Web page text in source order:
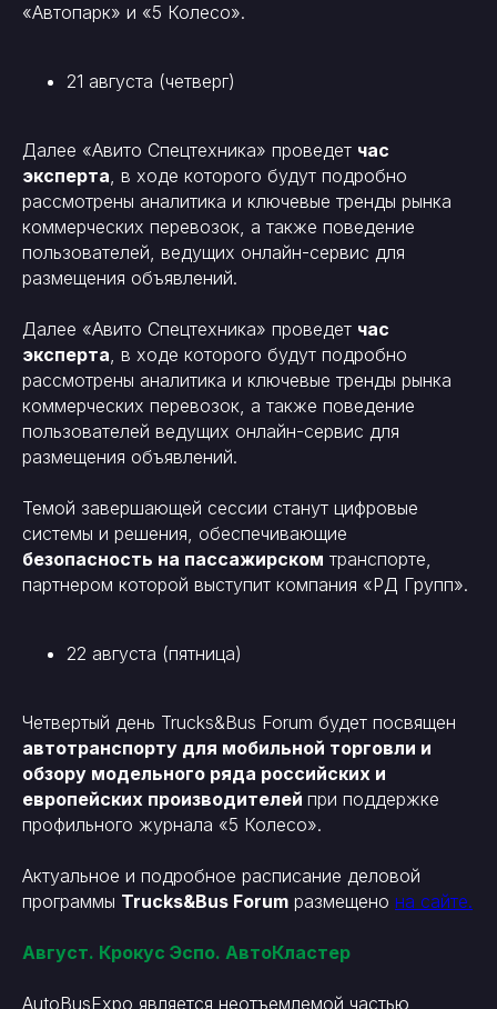
«Автопарк» и «5 Колесо».
21 августа (четверг)
Далее «Авито Спецтехника» проведет час
эксперта, в ходе которого будут подробно
рассмотрены аналитика и ключевые тренды рынка
коммерческих перевозок, а также поведение
пользователей, ведущих онлайн-сервис для
размещения объявлений.
Далее «Авито Спецтехника» проведет час
эксперта, в ходе которого будут подробно
рассмотрены аналитика и ключевые тренды рынка
коммерческих перевозок, а также поведение
пользователей ведущих онлайн-сервис для
размещения объявлений.
Темой завершающей сессии станут цифровые
системы и решения, обеспечивающие
безопасность на пассажирском транспорте,
партнером которой выступит компания «РД Групп».
22 августа (пятница)
Четвертый день Trucks&Bus Forum будет посвящен
автотранспорту для мобильной торговли и
обзору модельного ряда российских и
европейских производителей при поддержке
профильного журнала «5 Колесо».
Актуальное и подробное расписание деловой
программы Trucks&Bus Forum размещено на сайте.
Август. Крокус Эспо. АвтоКластер
AutoBusExpo является неотъемлемой частью